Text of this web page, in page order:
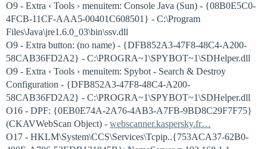
O9 - Extra ‹ Tools › menuitem: Console Java (Sun) - {08B0E5C0-
4FCB-11CF-AAA5-00401C608501} - C:\Program
Files\Java\jre1.6.0_03\bin\ssv.dll
O9 - Extra button: (no name) - {DFB852A3-47F8-48C4-A200-
58CAB36FD2A2} - C:\PROGRA~1\SPYBOT~1\SDHelper.dll
O9 - Extra ‹ Tools › menuitem: Spybot - Search & Destroy
Configuration - {DFB852A3-47F8-48C4-A200-
58CAB36FD2A2} - C:\PROGRA~1\SPYBOT~1\SDHelper.dll
O16 - DPF: {0EB0E74A-2A76-4AB3-A7FB-9BD8C29F7F75}
(CKAVWebScan Object) - webscanner.kaspersky.fr…
O17 - HKLM\System\CCS\Services\Tcpip..{753ACA37-62B0-